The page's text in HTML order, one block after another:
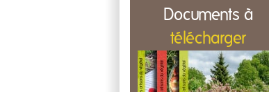
Documents à
télécharger